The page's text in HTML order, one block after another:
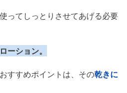
ってしっとりさせてあげる必要
ーション。
すすめポイントは、その乾きに